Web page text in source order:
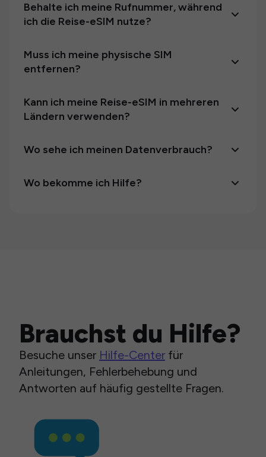
Behalte ich meine Rufnummer, während
ich die Reise-eSIM nutze?
Muss ich meine physische SIM
entfernen?
Kann ich meine Reise-eSIM in mehreren
Ländern verwenden?
Wo sehe ich meinen Datenverbrauch?
Wo bekomme ich Hilfe?
Brauchst du Hilfe?
Besuche unser Hilfe-Center für
Anleitungen, Fehlerbehebung und
Antworten auf häufig gestellte Fragen.